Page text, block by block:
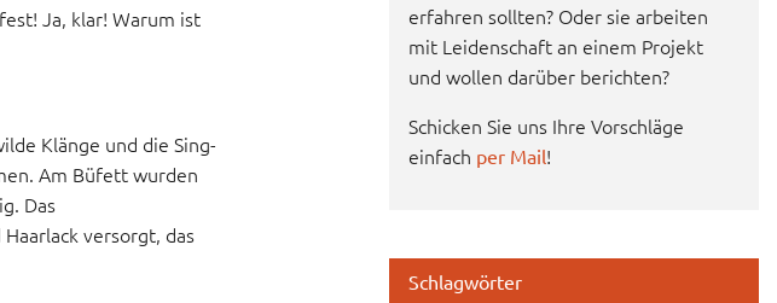
Ja, klar! Warum ist
Klänge und die Sing-
Am Büfett wurden
Das
versorgt, das
erfahren sollten? Oder sie arbeiten
mit Leidenschaft an einem Projekt
und wollen darüber berichten?
Schicken Sie uns Ihre Vorschläge
einfach per Mail!
Schlagwörter